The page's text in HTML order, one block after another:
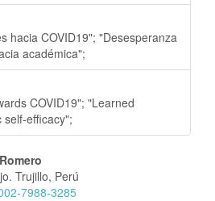
hacia COVID19"; "Desesperanza
académica";
COVID19"; "Learned
self-efficacy";
Trujillo, Perú
7988-3285